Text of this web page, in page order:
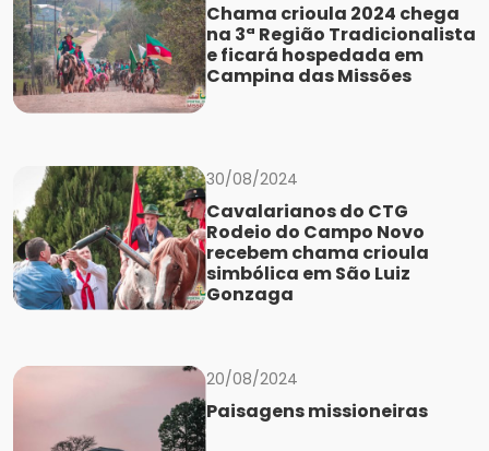
Chama crioula 2024 chega
na 3ª Região Tradicionalista
e ficará hospedada em
Campina das Missões
30/08/2024
Cavalarianos do CTG
Rodeio do Campo Novo
recebem chama crioula
simbólica em São Luiz
Gonzaga
20/08/2024
Paisagens missioneiras